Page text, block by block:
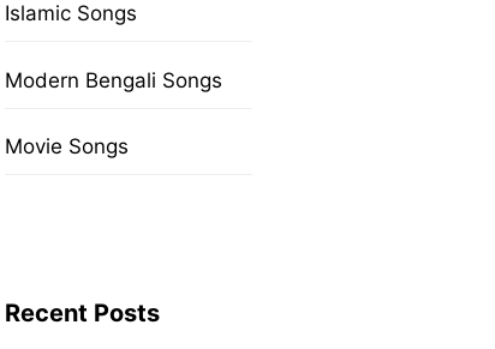
Islamic Songs
Modern Bengali Songs
Movie Songs
Recent Posts